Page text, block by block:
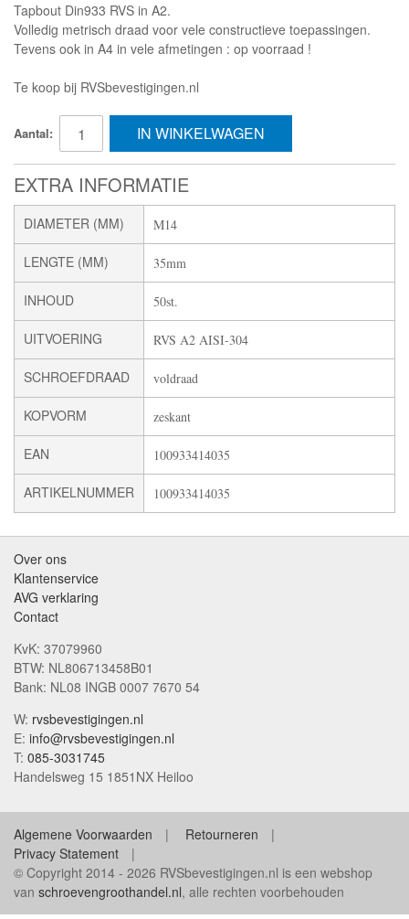
Tapbout Din933 RVS in A2.
Volledig metrisch draad voor vele constructieve toepassingen.
Tevens ook in A4 in vele afmetingen : op voorraad !
Te koop bij RVSbevestigingen.nl
Aantal: IN WINKELWAGEN
EXTRA INFORMATIE
DIAMETER (MM) M14
LENGTE (MM) 35mm
INHOUD 50st.
UITVOERING RVS A2 AISI-304
SCHROEFDRAAD voldraad
KOPVORM zeskant
EAN 100933414035
ARTIKELNUMMER 100933414035
Over ons
Klantenservice
AVG verklaring
Contact
KvK: 37079960
BTW: NL806713458B01
Bank: NL08 INGB 0007 7670 54
W: rvsbevestigingen.nl
E: info@rvsbevestigingen.nl
T: 085-3031745
Handelsweg 15 1851NX Heiloo
Algemene Voorwaarden
Retourneren
Privacy Statement
© Copyright 2014 - 2026 RVSbevestigingen.nl is een webshop
van schroevengroothandel.nl, alle rechten voorbehouden